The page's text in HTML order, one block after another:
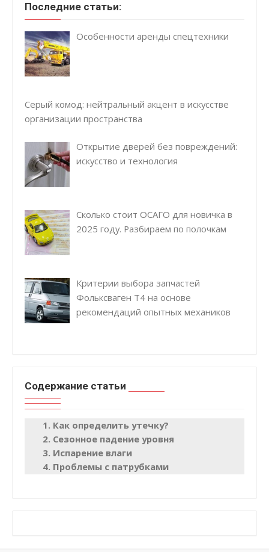
Последние статьи:
Особенности аренды спецтехники
Серый комод: нейтральный акцент в искусстве
организации пространства
Открытие дверей без повреждений:
искусство и технология
Сколько стоит ОСАГО для новичка в
2025 году. Разбираем по полочкам
Критерии выбора запчастей
Фольксваген Т4 на основе
рекомендаций опытных механиков
Содержание статьи
Как определить утечку?
Сезонное падение уровня
Испарение влаги
Проблемы с патрубками